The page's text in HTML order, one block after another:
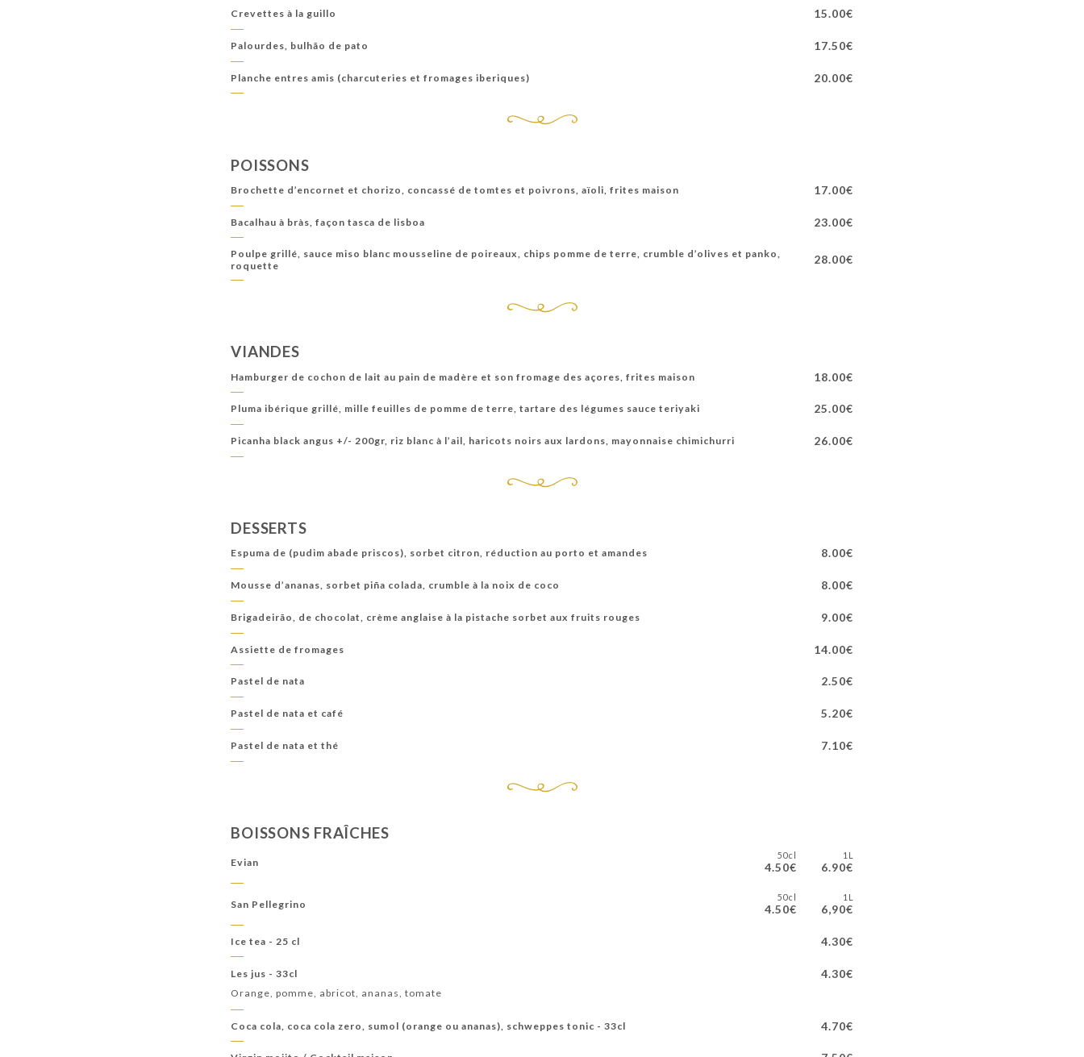
Crevettes à la guillo 15.00€
Palourdes, bulhão de pato 17.50€
Planche entres amis (charcuteries et fromages iberiques) 20.00€
POISSONS
Brochette d’encornet et chorizo, concassé de tomtes et poivrons, aïoli, frites maison 17.00€
Bacalhau à bràs, façon tasca de lisboa 23.00€
Poulpe grillé, sauce miso blanc mousseline de poireaux, chips pomme de terre, crumble d’olives et panko,
roquette
28.00€
VIANDES
Hamburger de cochon de lait au pain de madère et son fromage des açores, frites maison 18.00€
Pluma ibérique grillé, mille feuilles de pomme de terre, tartare des légumes sauce teriyaki 25.00€
Picanha black angus +/- 200gr, riz blanc à l’ail, haricots noirs aux lardons, mayonnaise chimichurri 26.00€
DESSERTS
Espuma de (pudim abade priscos), sorbet citron, réduction au porto et amandes 8.00€
Mousse d’ananas, sorbet piña colada, crumble à la noix de coco 8.00€
Brigadeirão, de chocolat, crème anglaise à la pistache sorbet aux fruits rouges 9.00€
Assiette de fromages 14.00€
Pastel de nata 2.50€
Pastel de nata et café 5.20€
Pastel de nata et thé 7.10€
BOISSONS FRAÎCHES
Evian
50cl
4.50€
1L
6.90€
San Pellegrino
50cl
4.50€
1L
6,90€
Ice tea - 25 cl 4.30€
Les jus - 33cl 4.30€
Orange, pomme, abricot, ananas, tomate
Coca cola, coca cola zero, sumol (orange ou ananas), schweppes tonic - 33cl 4.70€